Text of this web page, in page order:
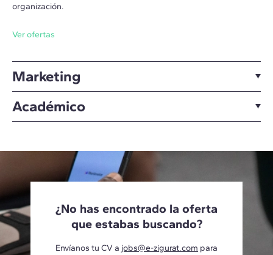
organización.
Ver ofertas
Marketing
Académico
¿No has encontrado la oferta
que estabas buscando?
Envíanos tu CV a jobs@e-zigurat.com para